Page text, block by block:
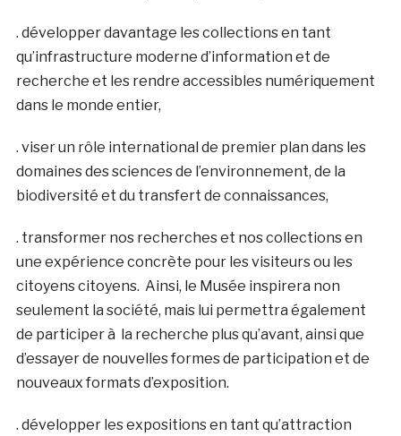
. développer davantage les collections en tant
qu’infrastructure moderne d’information et de
recherche et les rendre accessibles numériquement
dans le monde entier,
. viser un rôle international de premier plan dans les
domaines des sciences de l’environnement, de la
biodiversité et du transfert de connaissances,
. transformer nos recherches et nos collections en
une expérience concrète pour les visiteurs ou les
citoyens citoyens. Ainsi, le Musée inspirera non
seulement la société, mais lui permettra également
de participer à la recherche plus qu’avant, ainsi que
d’essayer de nouvelles formes de participation et de
nouveaux formats d’exposition.
. développer les expositions en tant qu’attraction